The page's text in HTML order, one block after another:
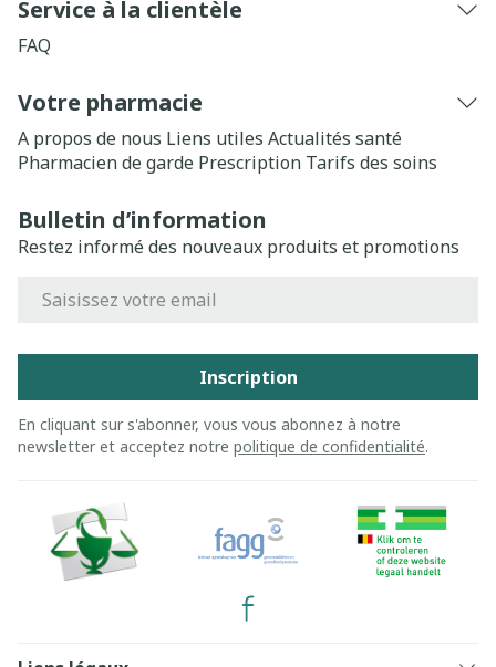
Service à la clientèle
FAQ
Votre pharmacie
A propos de nous Liens utiles Actualités santé
Pharmacien de garde Prescription Tarifs des soins
Bulletin d’information
Restez informé des nouveaux produits et promotions
Inscription
En cliquant sur s'abonner, vous vous abonnez à notre
newsletter et acceptez notre politique de confidentialité.